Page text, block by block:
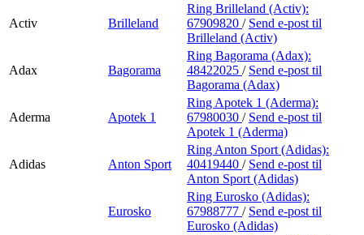
Activ Brilleland
Ring Brilleland (Activ):
67909820 / Send e-post til
Brilleland (Activ)
Adax Bagorama
Ring Bagorama (Adax):
48422025 / Send e-post til
Bagorama (Adax)
Aderma Apotek 1
Ring Apotek 1 (Aderma):
67980030 / Send e-post til
Apotek 1 (Aderma)
Adidas Anton Sport
Ring Anton Sport (Adidas):
40419440 / Send e-post til
Anton Sport (Adidas)
Eurosko
Ring Eurosko (Adidas):
67988777 / Send e-post til
Eurosko (Adidas)